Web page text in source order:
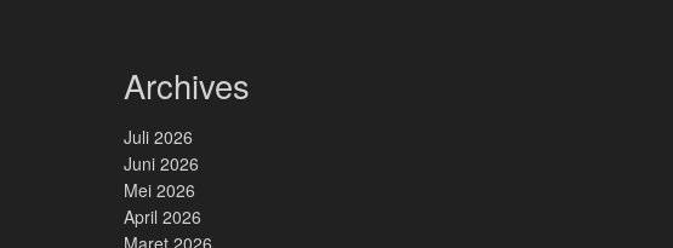
Archives
Juli 2026
Juni 2026
Mei 2026
April 2026